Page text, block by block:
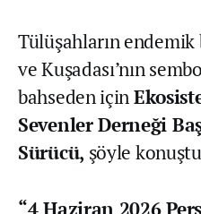
Tülüşahların
ve Kuşadası’nın
bahseden için
Sevenler Derneği
Sürücü, şöyle
“4 Haziran 2026